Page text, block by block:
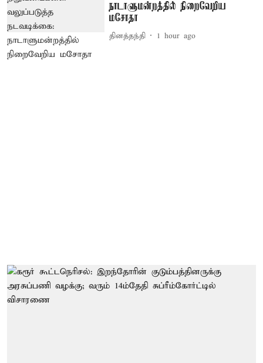
நாடாளுமன்றத்தில் நிறைவேறிய
மசோதா
தினத்தந்தி 1 hour ago